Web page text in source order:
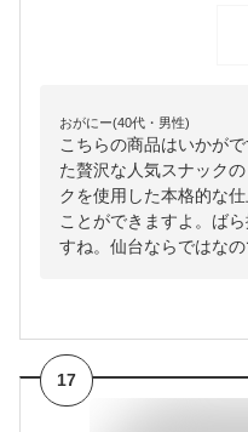
おがにー(40代・男性)
こちらの商品はいかが
た贅沢な人気スナック
クを使用した本格的な
ことができますよ。ば
すね。仙台ならではなの
17